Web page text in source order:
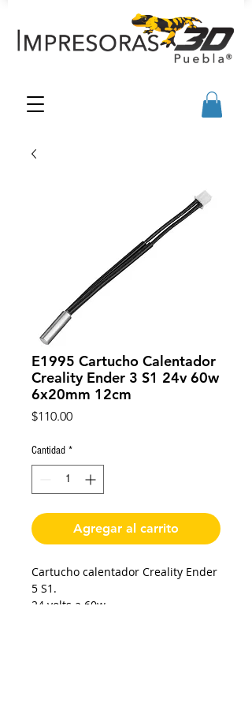
E1995 Cartucho Calentador
Creality Ender 3 S1 24v 60w
6x20mm 12cm
$110.00Precio
Cantidad *
Agregar al carrito
Cartucho calentador Creality Ender
5 S1.
24 volts a 60w.